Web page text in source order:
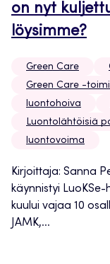
on nyt
löysimme?
Green Care
Green Care -
luontohoiva
Luontolähtöisiä
luontovoima
Kirjoittaja: Sanna
käynnistyi
kuului vajaa 10
JAMK,...